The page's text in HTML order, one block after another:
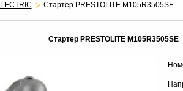
Стартер PRESTOLITE M105R3505SE
Стартер PRESTOLITE M105R3505SE